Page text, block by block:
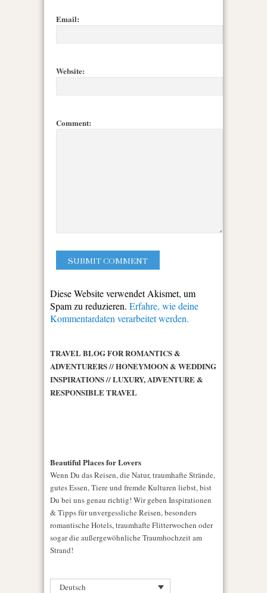
Email:
Website:
Comment:
Diese Website verwendet Akismet, um
Spam zu reduzieren. Erfahre, wie deine
Kommentardaten verarbeitet werden.
TRAVEL BLOG FOR ROMANTICS &
ADVENTURERS // HONEYMOON & WEDDING
INSPIRATIONS // LUXURY, ADVENTURE &
RESPONSIBLE TRAVEL
Beautiful Places for Lovers
Wenn Du das Reisen, die Natur, traumhafte Strände,
gutes Essen, Tiere und fremde Kulturen liebst, bist
Du bei uns genau richtig! Wir geben Inspirationen
& Tipps für unvergessliche Reisen, besonders
romantische Hotels, traumhafte Flitterwochen oder
sogar die außergewöhnliche Traumhochzeit am
Strand!
Deutsch